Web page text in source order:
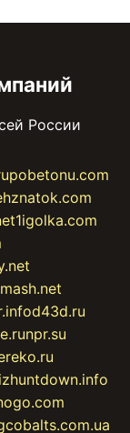
России
pobetonu.com
1igolka.com
d43d.ru
npr.su
huntdown.info
cobalts.com.ua